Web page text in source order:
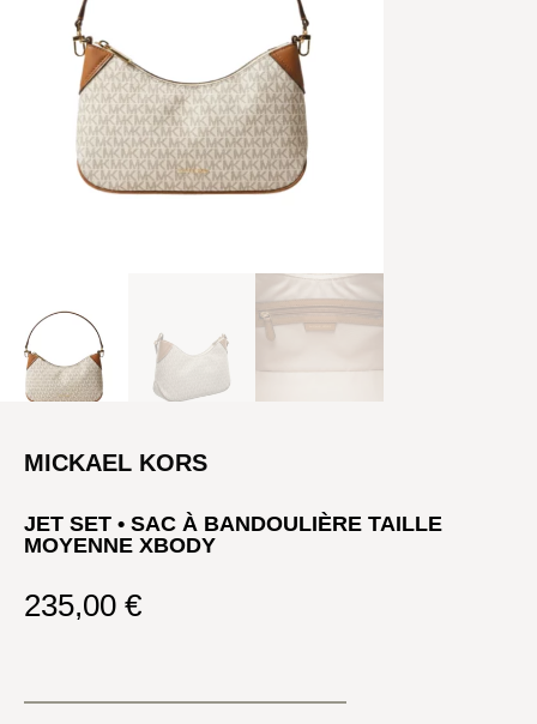
MICKAEL KORS
JET SET • SAC À BANDOULIÈRE TAILLE
MOYENNE XBODY
235,00 €